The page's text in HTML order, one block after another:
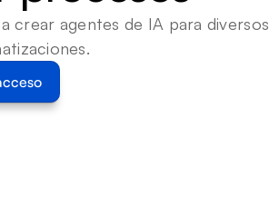
crear agentes de IA para diversos